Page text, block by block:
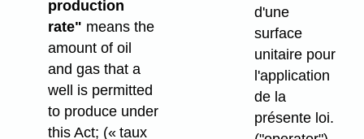
production
rate" means the
amount of oil
and gas that a
well is permitted
to produce under
this Act; (« taux
d'une
surface
unitaire pour
l'application
de la
présente loi.